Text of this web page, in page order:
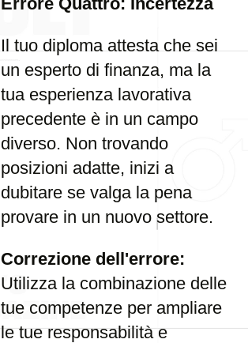
Il tuo diploma attesta che sei
un esperto di finanza, ma la
tua esperienza lavorativa
precedente è in un campo
diverso. Non trovando
posizioni adatte, inizi a
dubitare se valga la pena
provare in un nuovo settore.
Correzione dell'errore:
Utilizza la combinazione delle
tue competenze per ampliare
le tue responsabilità e